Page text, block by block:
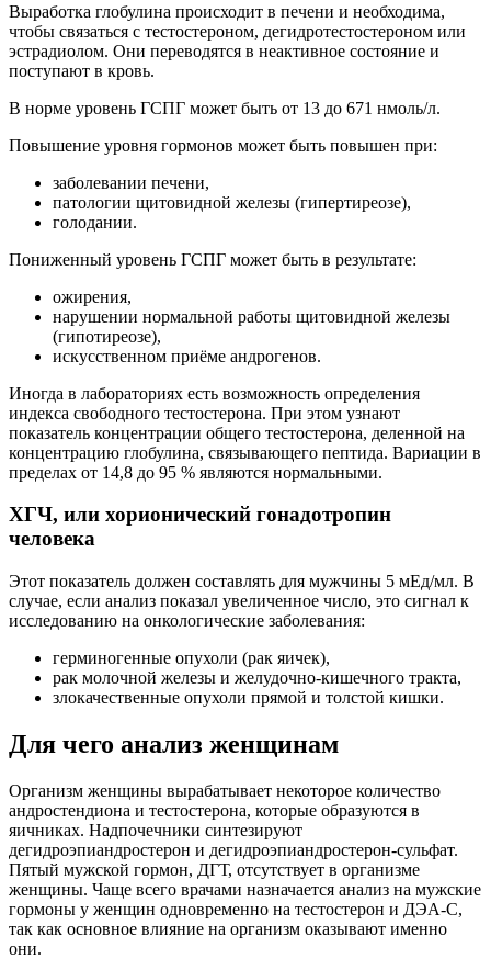
Выработка глобулина происходит в печени и необходима,
чтобы связаться с тестостероном, дегидротестостероном или
эстрадиолом. Они переводятся в неактивное состояние и
поступают в кровь.
В норме уровень ГСПГ может быть от 13 до 671 нмоль/л.
Повышение уровня гормонов может быть повышен при:
заболевании печени,
патологии щитовидной железы (гипертиреозе),
голодании.
Пониженный уровень ГСПГ может быть в результате:
ожирения,
нарушении нормальной работы щитовидной железы
(гипотиреозе),
искусственном приёме андрогенов.
Иногда в лабораториях есть возможность определения
индекса свободного тестостерона. При этом узнают
показатель концентрации общего тестостерона, деленной на
концентрацию глобулина, связывающего пептида. Вариации в
пределах от 14,8 до 95 % являются нормальными.
ХГЧ, или хорионический гонадотропин
человека
Этот показатель должен составлять для мужчины 5 мЕд/мл. В
случае, если анализ показал увеличенное число, это сигнал к
исследованию на онкологические заболевания:
герминогенные опухоли (рак яичек),
рак молочной железы и желудочно-кишечного тракта,
злокачественные опухоли прямой и толстой кишки.
Для чего анализ женщинам
Организм женщины вырабатывает некоторое количество
андростендиона и тестостерона, которые образуются в
яичниках. Надпочечники синтезируют
дегидроэпиандростерон и дегидроэпиандростерон-сульфат.
Пятый мужской гормон, ДГТ, отсутствует в организме
женщины. Чаще всего врачами назначается анализ на мужские
гормоны у женщин одновременно на тестостерон и ДЭА-С,
так как основное влияние на организм оказывают именно
они.